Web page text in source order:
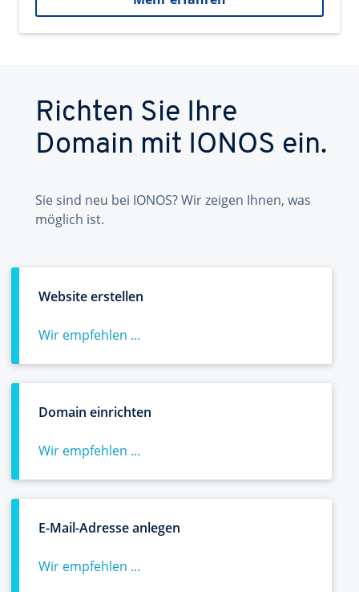
Richten Sie Ihre
Domain mit IONOS ein.
Sie sind neu bei IONOS? Wir zeigen Ihnen, was
möglich ist.
Website erstellen
Wir empfehlen ...
Domain einrichten
Wir empfehlen ...
E-Mail-Adresse anlegen
Wir empfehlen ...